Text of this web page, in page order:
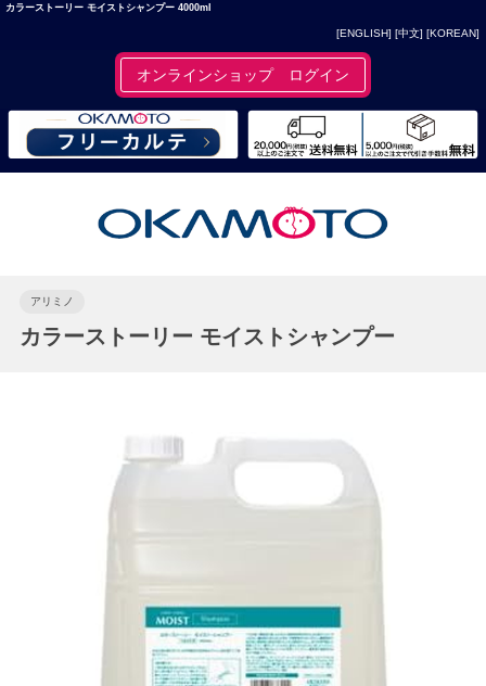
カラーストーリー モイストシャンプー 4000ml
[ENGLISH] [中文] [KOREAN]
オンラインショップ ログイン
アリミノ
カラーストーリー モイストシャンプー